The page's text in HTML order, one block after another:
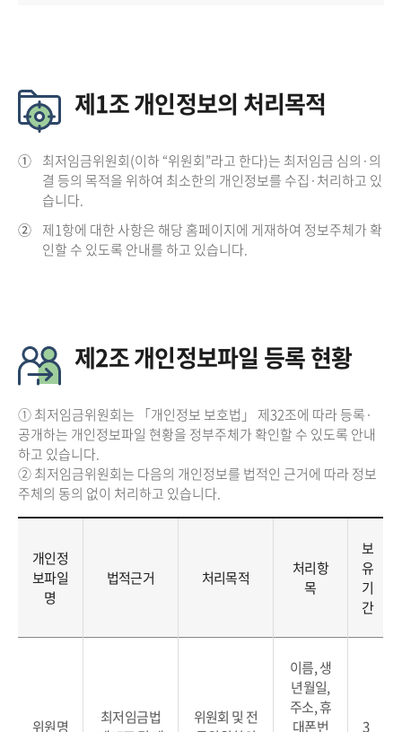
제1조 개인정보의 처리목적
① 최저임금위원회(이하 “위원회”라고 한다)는 최저임금 심의·의
결 등의 목적을 위하여 최소한의 개인정보를 수집·처리하고 있
습니다.
② 제1항에 대한 사항은 해당 홈페이지에 게재하여 정보주체가 확
인할 수 있도록 안내를 하고 있습니다.
제2조 개인정보파일 등록 현황
① 최저임금위원회는 「개인정보 보호법」 제32조에 따라 등록·
공개하는 개인정보파일 현황을 정부주체가 확인할 수 있도록 안내
하고 있습니다.
② 최저임금위원회는 다음의 개인정보를 법적인 근거에 따라 정보
주체의 동의 없이 처리하고 있습니다.
개인정
보파일
명
법적근거 처리목적
처리항
목
보
유
기
간
위원명
최저임금법
위원회 및 전
이름, 생
년월일,
주소, 휴
대폰번
3